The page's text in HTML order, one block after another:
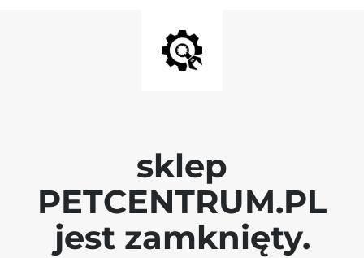
sklep
PETCENTRUM.PL
jest zamknięty.